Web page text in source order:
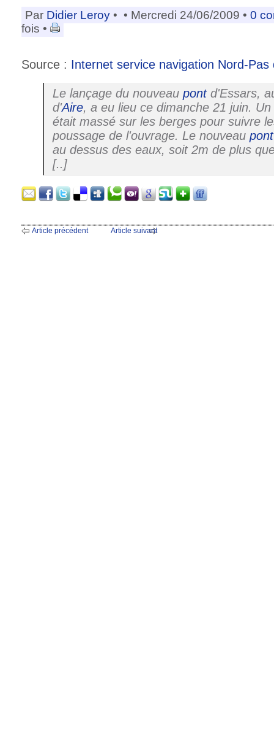
Par Didier Leroy • • Mercredi 24/06/2009 • 0
fois •
Source : Internet service navigation Nord-Pas
Le lançage du nouveau pontd'Essars,
d'Aire, a eu lieu ce dimanche 21 juin.
était massé sur les berges pour suivre
poussage de l'ouvrage. Le nouveau pont
au dessus des eaux, soit 2m de plus
[..]
Article précédent Article suivant